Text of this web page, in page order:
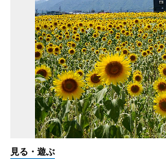
見る・遊ぶ